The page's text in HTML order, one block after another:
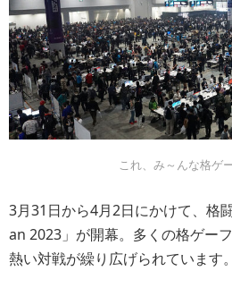
これ、み～んな格ゲ
3月31日から4月2日にかけて、格
an 2023」が開幕。多くの格ゲー
熱い対戦が繰り広げられています。